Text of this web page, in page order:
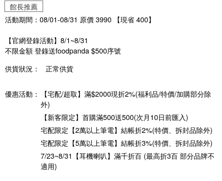
館長推薦
活動期間：08/01-08/31 原價 3990 【現省 400】
【官網登錄活動】8/1~8/31
不限金額 登錄送foodpanda $500序號
供貨狀況：
正常供貨
優惠活動：
【宅配/超取】滿$2000現折2%(福利品/特價/加購部分除
外)
【新客限定】首購滿500送500(次月10日前匯入)
宅配限定【2萬以上筆電】結帳折2%(特價、拆封品除外)
宅配限定【5萬以上筆電】結帳折3%(特價、拆封品除外)
7/23~8/31【耳機喇叭】滿千折百 (最高折3百 部分品牌不
適用)